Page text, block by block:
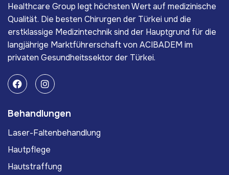
Healthcare Group legt höchsten Wert auf medizinische
Qualität. Die besten Chirurgen der Türkei und die
erstklassige Medizintechnik sind der Hauptgrund für die
langjährige Marktführerschaft von ACIBADEM im
privaten Gesundheitssektor der Türkei.
Behandlungen
Laser-Faltenbehandlung
Hautpflege
Hautstraffung